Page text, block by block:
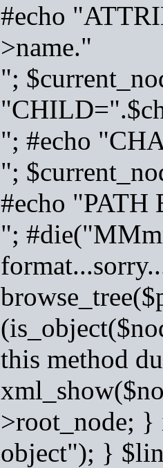
#echo
>name."
";
"; #echo
";
#echo "PATH
";
this method
>root_node; }
object"); }